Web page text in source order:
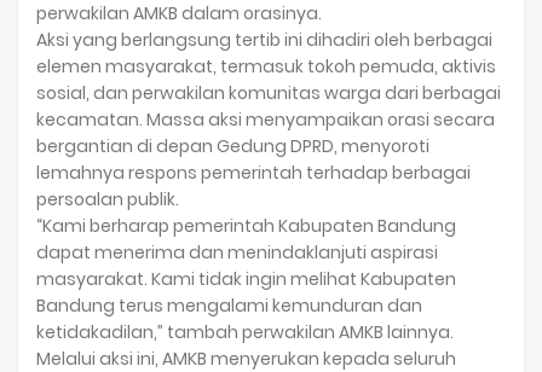
perwakilan AMKB dalam orasinya.
Aksi yang berlangsung tertib ini dihadiri oleh berbagai
elemen masyarakat, termasuk tokoh pemuda, aktivis
sosial, dan perwakilan komunitas warga dari berbagai
kecamatan. Massa aksi menyampaikan orasi secara
bergantian di depan Gedung DPRD, menyoroti
lemahnya respons pemerintah terhadap berbagai
persoalan publik.
“Kami berharap pemerintah Kabupaten Bandung
dapat menerima dan menindaklanjuti aspirasi
masyarakat. Kami tidak ingin melihat Kabupaten
Bandung terus mengalami kemunduran dan
ketidakadilan,” tambah perwakilan AMKB lainnya.
Melalui aksi ini, AMKB menyerukan kepada seluruh